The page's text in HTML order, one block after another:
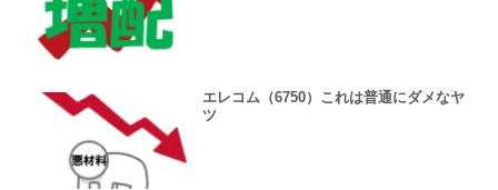
エレコム（6750）これは普通にダメなヤ
ツ